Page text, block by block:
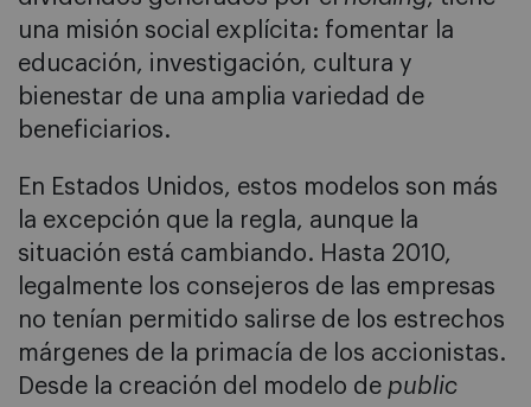
una misión social explícita: fomentar la
educación, investigación, cultura y
bienestar de una amplia variedad de
beneficiarios.
En Estados Unidos, estos modelos son más
la excepción que la regla, aunque la
situación está cambiando. Hasta 2010,
legalmente los consejeros de las empresas
no tenían permitido salirse de los estrechos
márgenes de la primacía de los accionistas.
Desde la creación del modelo de public